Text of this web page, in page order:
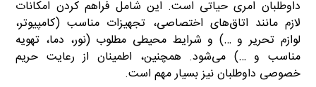
داوطلبان امری حیاتی است. این شامل فراهم کردن امکانات
لازم مانند اتاق‌های اختصاصی، تجهیزات مناسب (کامپیوتر،
لوازم تحریر و …) و شرایط محیطی مطلوب (نور، دما، تهویه
مناسب و …) می‌شود. همچنین، اطمینان از رعایت حریم
خصوصی داوطلبان نیز بسیار مهم است.